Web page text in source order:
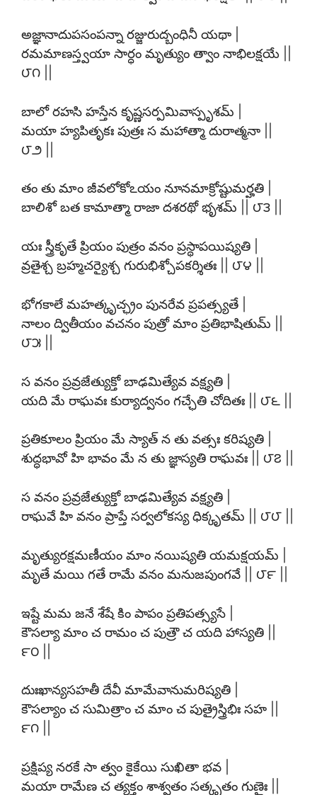
అజ్ఞానాదుపసంపన్నా రజ్జురుద్బంధినీ యథా |
రమమాణస్త్వయా సార్ధం మృత్యుం త్వాం నాభిలక్షయే ||
౮౧ ||
బాలో రహసి హస్తేన కృష్ణసర్పమివాస్పృశమ్ |
మయా హ్యపితృకః పుత్రః స మహాత్మా దురాత్మనా ||
౮౨ ||
తం తు మాం జీవలోకోఽయం నూనమాక్రోష్టుమర్హతి |
బాలిశో బత కామాత్మా రాజా దశరథో భృశమ్ || ౮౩ ||
యః స్త్రీకృతే ప్రియం పుత్రం వనం ప్రస్థాపయిష్యతి |
వ్రతైశ్చ బ్రహ్మచర్యైశ్చ గురుభిశ్చోపకర్శితః || ౮౪ ||
భోగకాలే మహత్కృచ్ఛ్రం పునరేవ ప్రపత్స్యతే |
నాలం ద్వితీయం వచనం పుత్రో మాం ప్రతిభాషితుమ్ ||
౮౫ ||
స వనం ప్రవ్రజేత్యుక్తో బాఢమిత్యేవ వక్ష్యతి |
యది మే రాఘవః కుర్యాద్వనం గచ్ఛేతి చోదితః || ౮౬ ||
ప్రతికూలం ప్రియం మే స్యాత్ న తు వత్సః కరిష్యతి |
శుద్ధభావో హి భావం మే న తు జ్ఞాస్యతి రాఘవః || ౮౭ ||
స వనం ప్రవ్రజేత్యుక్తో బాఢమిత్యేవ వక్ష్యతి |
రాఘవే హి వనం ప్రాప్తే సర్వలోకస్య ధిక్కృతమ్ || ౮౮ ||
మృత్యురక్షమణీయం మాం నయిష్యతి యమక్షయమ్ |
మృతే మయి గతే రామే వనం మనుజపుంగవే || ౮౯ ||
ఇష్టే మమ జనే శేషే కిం పాపం ప్రతిపత్స్యసే |
కౌసల్యా మాం చ రామం చ పుత్రౌ చ యది హాస్యతి ||
౯౦ ||
దుఃఖాన్యసహతీ దేవీ మామేవానుమరిష్యతి |
కౌసల్యాం చ సుమిత్రాం చ మాం చ పుత్రైస్త్రిభిః సహ ||
౯౧ ||
ప్రక్షిప్య నరకే సా త్వం కైకేయి సుఖితా భవ |
మయా రామేణ చ త్యక్తం శాశ్వతం సత్కృతం గుణైః ||